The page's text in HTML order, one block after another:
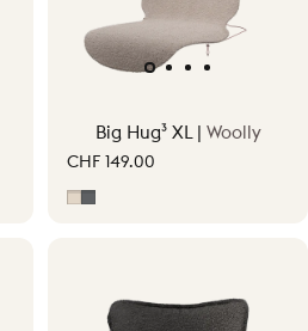
Big Hug³ XL | Woolly
CHF 149.00